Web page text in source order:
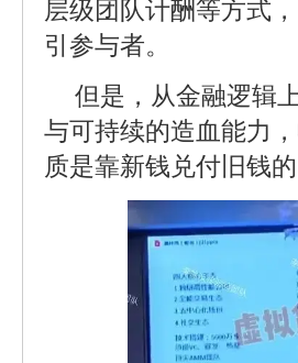
层级团队计酬等方式
引参与者。
但是，从金融逻辑
与可持续的造血能力
质是靠新钱兑付旧钱的